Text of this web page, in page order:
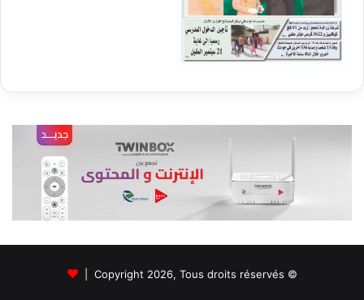
© Copyright 2026, Tous droits réservés |